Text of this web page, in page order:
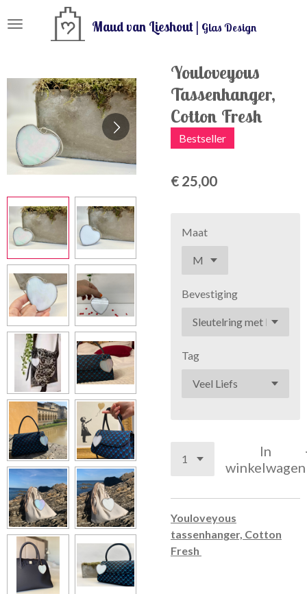
direct
hoofdinhoud
Maud van Lieshout | Glas Design
Youloveyous
Tassenhanger,
Cotton Fresh
Bestseller
€ 25,00
Maat
Bevestiging
Tag
In
winkelwagen
Youloveyous
tassenhanger, Cotton
Fresh